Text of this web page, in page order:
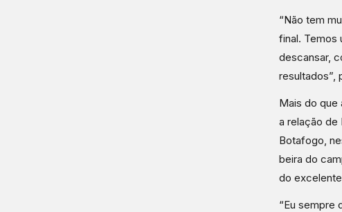
“Não tem
final. Temos
descansar,
resultados”,
Mais do
a relação de
Botafogo,
beira do
do
“Eu sempre